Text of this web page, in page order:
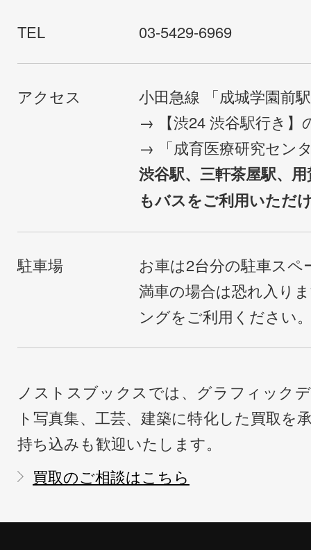
TEL 03-5429-6969
アクセス
小田急線 「成城学園前
→ 【渋24 渋谷駅行き】
→ 「成育医療研究セン
渋谷駅、三軒茶屋駅、
もバスをご利用いただ
駐車場
お車は2台分の駐車ス
満車の場合は恐れ入り
ングをご利用ください
ノストスブックスでは、グラフィック
ト写真集、工芸、建築に特化した買取を
持ち込みも歓迎いたします。
買取のご相談はこちら